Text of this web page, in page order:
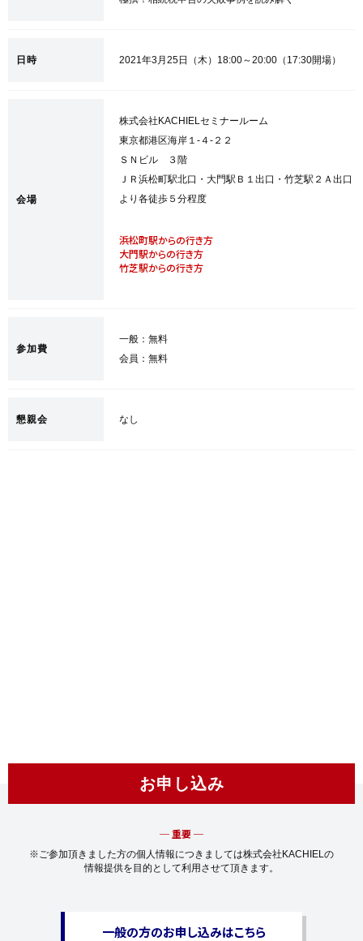
日時 2021年3月25日（木）18:00～20:00（17:30開場）
会場
株式会社KACHIELセミナールーム
東京都港区海岸１-４-２２
ＳＮビル ３階
ＪＲ浜松町駅北口・大門駅Ｂ１出口・竹芝駅２Ａ出口
より各徒歩５分程度
浜松町駅からの行き方
大門駅からの行き方
竹芝駅からの行き方
参加費
一般：無料
会員：無料
懇親会 なし
お申し込み
─ 重要 ─
※ご参加頂きました方の個人情報につきましては株式会社KACHIELの
情報提供を目的として利用させて頂きます。
一般の方のお申し込みはこちら